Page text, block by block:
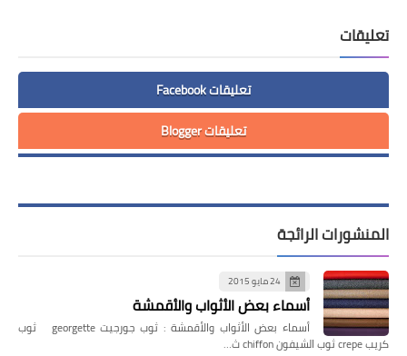
تعليقات
تعليقات Facebook
تعليقات Blogger
المنشورات الرائجة
24 مايو 2015
أسماء بعض الأثواب والأقمشة
أسماء بعض الأثواب والأقمشة : ثوب جورجيت georgette ثوب
كريب crepe ثوب الشيفون chiffon ث…